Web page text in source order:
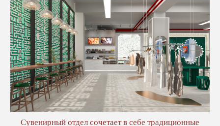
Сувенирный отдел сочетает в себе традиционные